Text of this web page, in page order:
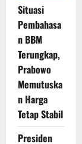
Situasi
Pembahasa
n BBM
Terungkap,
Prabowo
Memutuska
n Harga
Tetap Stabil
Presiden